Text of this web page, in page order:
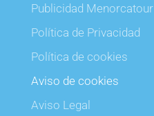
Publicidad Menorcatour
Política de Privacidad
Política de cookies
Aviso de cookies
Aviso Legal